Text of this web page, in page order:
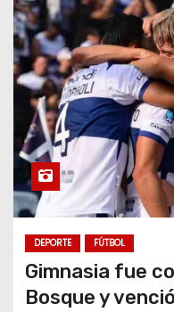
DEPORTE FÚTBOL
Gimnasia fue
Bosque y